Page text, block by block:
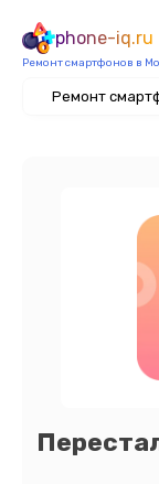
phone-iq.ru
Ремонт смартфонов в
Ремонт